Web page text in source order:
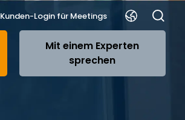
Kunden-Login für Meetings
Mit einem Experten
sprechen